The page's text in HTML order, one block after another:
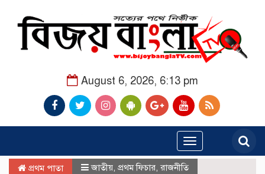
August 6, 2026, 6:13 pm
Toggle
navigation
প্রথম পাতা জাতীয় প্রথম ফিচার রাজনীতি